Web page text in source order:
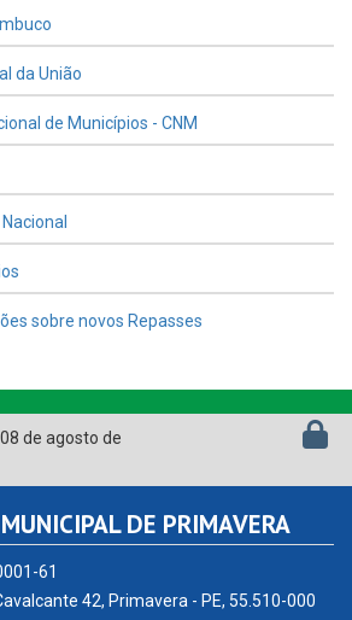
da União
de Municípios - CNM
sobre novos Repasses
08 de agosto de
DE PRIMAVERA
61
42, Primavera - PE, 55.510-000